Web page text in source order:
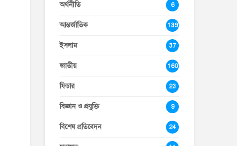
অর্থনীতি 6
আন্তর্জাতিক 139
ইসলাম 37
জাতীয় 160
ফিচার 23
বিজ্ঞান ও প্রযুক্তি 9
বিশেষ প্রতিবেদন 24